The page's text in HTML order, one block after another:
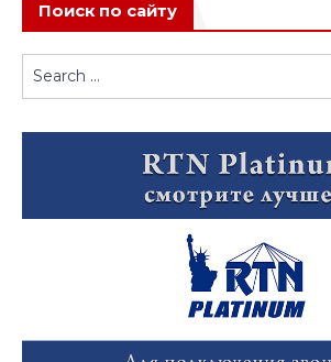
Поиск по сайту
Search
for: